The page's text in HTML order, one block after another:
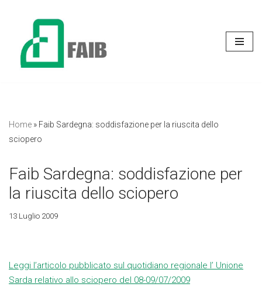
contenuto
Home » Faib Sardegna: soddisfazione per la riuscita dello
sciopero
Faib Sardegna: soddisfazione per
la riuscita dello sciopero
13 Luglio 2009
Leggi l’articolo pubblicato sul quotidiano regionale l’ Unione
Sarda relativo allo sciopero del 08-09/07/2009